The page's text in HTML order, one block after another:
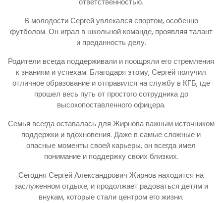
В молодости Сергей увлекался спортом, особенно
футболом. Он играл в школьной команде, проявляя талант
и преданность делу.
Родители всегда поддерживали и поощряли его стремления
к знаниям и успехам. Благодаря этому, Сергей получил
отличное образование и отправился на службу в КГБ, где
прошел весь путь от простого сотрудника до
высокопоставленного офицера.
Семья всегда оставалась для Жирнова важным источником
поддержки и вдохновения. Даже в самые сложные и
опасные моменты своей карьеры, он всегда имел
понимание и поддержку своих близких.
Сегодня Сергей Александрович Жирнов находится на
заслуженном отдыхе, и продолжает радоваться детям и
внукам, которые стали центром его жизни.